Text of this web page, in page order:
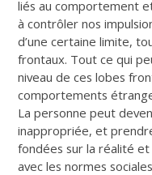
liés au comportement
à contrôler nos
d’une certaine limite,
frontaux. Tout ce qui
niveau de ces lobes
comportements
La personne peut
inappropriée, et
fondées sur la réalité
avec les normes